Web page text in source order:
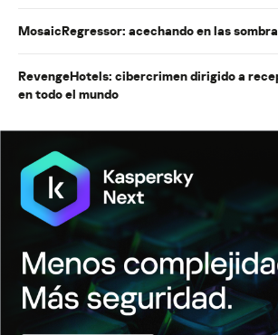
MosaicRegressor: acechando en las
RevengeHotels: cibercrimen dirigido a
en todo el mundo